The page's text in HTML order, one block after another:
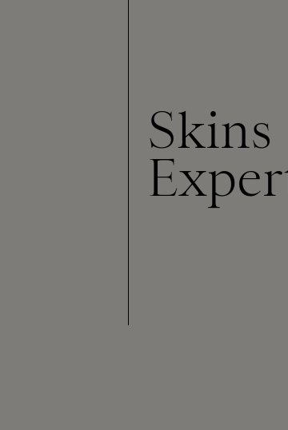
Skins